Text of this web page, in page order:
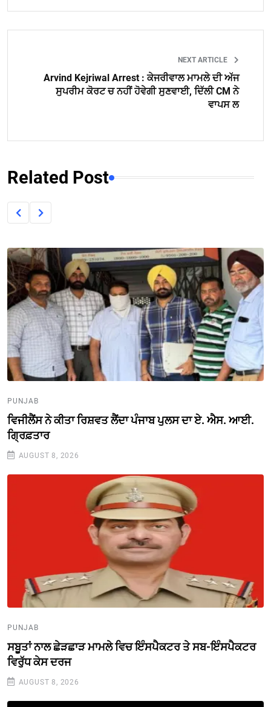
NEXT ARTICLE
Arvind Kejriwal Arrest : ਕੇਜਰੀਵਾਲ ਮਾਮਲੇ ਦੀ ਅੱਜ
ਸੁਪਰੀਮ ਕੋਰਟ ਚ ਨਹੀਂ ਹੋਵੇਗੀ ਸੁਣਵਾਈ, ਦਿੱਲੀ CM ਨੇ
ਵਾਪਸ ਲ
Related Post
PUNJAB
ਵਿਜੀਲੈਂਸ ਨੇ ਕੀਤਾ ਰਿਸ਼ਵਤ ਲੈਂਦਾ ਪੰਜਾਬ ਪੁਲਸ ਦਾ ਏ. ਐਸ. ਆਈ.
ਗ੍ਰਿਫ਼ਤਾਰ
AUGUST 8, 2026
PUNJAB
ਸਬੂਤਾਂ ਨਾਲ ਛੇੜਛਾੜ ਮਾਮਲੇ ਵਿਚ ਇੰਸਪੈਕਟਰ ਤੇ ਸਬ-ਇੰਸਪੈਕਟਰ
ਵਿਰੁੱਧ ਕੇਸ ਦਰਜ
AUGUST 8, 2026